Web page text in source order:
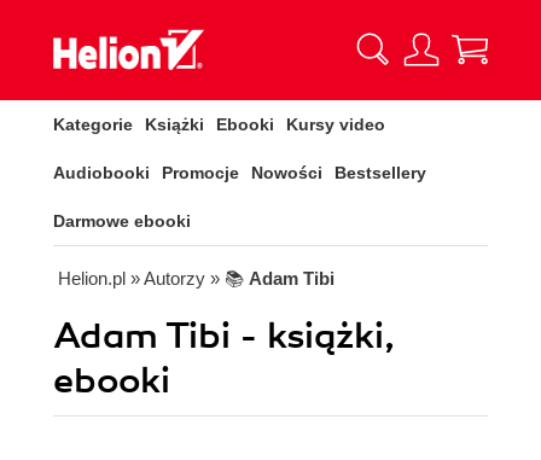
Kategorie Książki Ebooki Kursy video
Audiobooki Promocje Nowości Bestsellery
Darmowe ebooki
Helion.pl » Autorzy » 📚 Adam Tibi
Adam Tibi - książki,
ebooki